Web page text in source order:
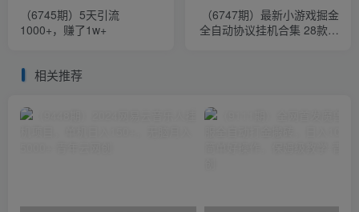
（6745期）5天引流
1000+，赚了1w+
（6747期）最新小游戏掘金
全自动协议挂机合集 28款每
相关推荐